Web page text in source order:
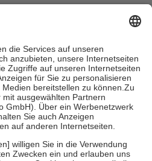
Zuzahlungen in Höhe von zehn
jedoch nie mehr als die tatsächlichen
auch für Online-Apotheken.
Krankenpflege beträgt die
sowie zehn Euro je
für ihre eigene Gesundheit zu
der Familie zu unterstützen,
zum vollendeten 18. Lebensjahr